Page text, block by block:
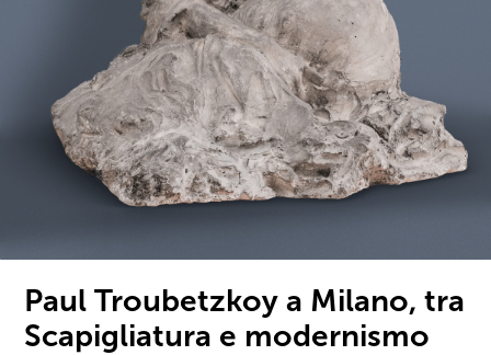
Paul Troubetzkoy a Milano, tra
Scapigliatura e modernismo